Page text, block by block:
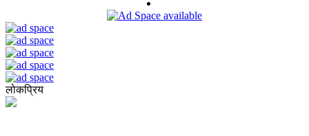
लोकप्रिय